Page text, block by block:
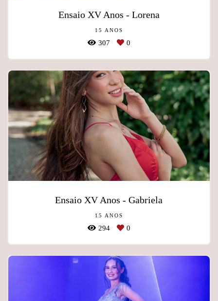
Ensaio XV Anos - Lorena
15 ANOS
307 0
Ensaio XV Anos - Gabriela
15 ANOS
294 0